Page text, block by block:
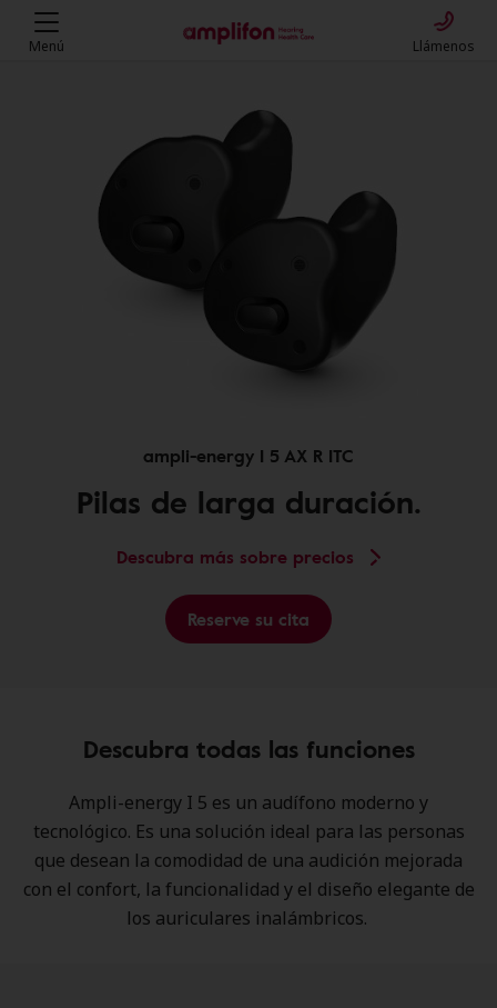
Menú Llámenos
ampli-energy I 5 AX R ITC
Pilas de larga duración.
Descubra más sobre precios
Reserve su cita
Descubra todas las funciones
Ampli-energy I 5 es un audífono moderno y
tecnológico. Es una solución ideal para las personas
que desean la comodidad de una audición mejorada
con el confort, la funcionalidad y el diseño elegante de
los auriculares inalámbricos.